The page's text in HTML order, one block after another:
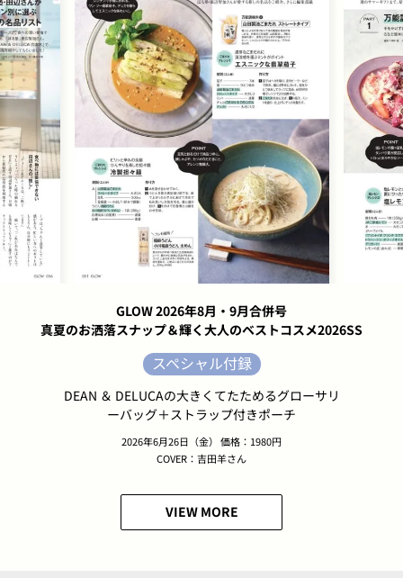
GLOW 2026年8月・9月合併号
真夏のお洒落スナップ＆輝く大人のベストコスメ2026SS
スペシャル付録
DEAN ＆ DELUCAの大きくてたためるグローサリ
ーバッグ＋ストラップ付きポーチ
2026年6月26日（金） 価格：1980円
COVER：吉田羊さん
VIEW MORE